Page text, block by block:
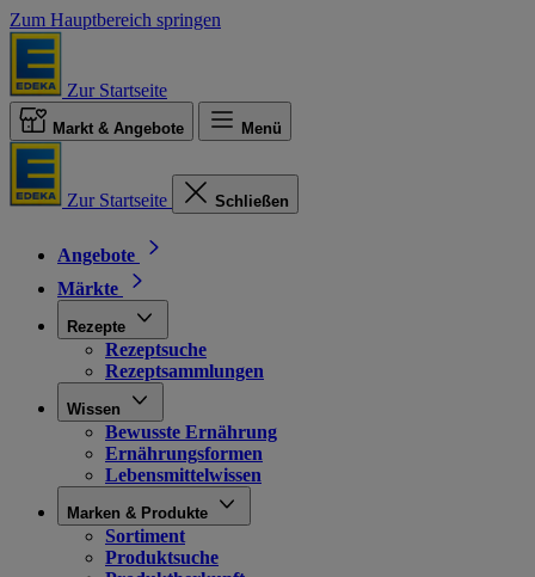
Zum Hauptbereich springen
Zur Startseite
Markt & Angebote Menü
Zur Startseite Schließen
Angebote
Märkte
Rezepte
Rezeptsuche
Rezeptsammlungen
Wissen
Bewusste Ernährung
Ernährungsformen
Lebensmittelwissen
Marken & Produkte
Sortiment
Produktsuche